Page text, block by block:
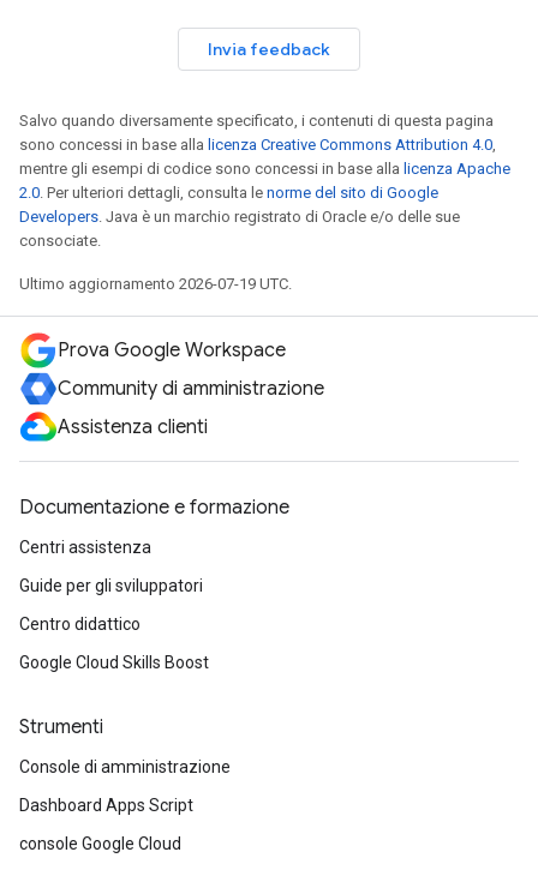
Invia feedback
Salvo quando diversamente specificato, i contenuti di questa pagina
sono concessi in base alla licenza Creative Commons Attribution 4.0,
mentre gli esempi di codice sono concessi in base alla licenza Apache
2.0. Per ulteriori dettagli, consulta le norme del sito di Google
Developers. Java è un marchio registrato di Oracle e/o delle sue
consociate.
Ultimo aggiornamento 2026-07-19 UTC.
Prova Google Workspace
Community di amministrazione
Assistenza clienti
Documentazione e formazione
Centri assistenza
Guide per gli sviluppatori
Centro didattico
Google Cloud Skills Boost
Strumenti
Console di amministrazione
Dashboard Apps Script
console Google Cloud